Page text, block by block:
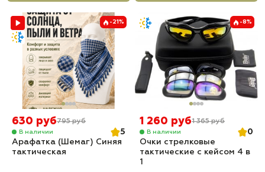
-21%
630 руб795 руб
В наличии
5
Арафатка (Шемаг) Синяя
тактическая
-8%
1 260 руб1 365 руб
В наличии
0
Очки стрелковые
тактические с кейсом 4 в
1